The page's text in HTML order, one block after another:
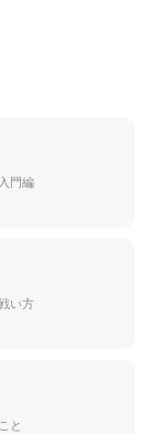
門編
い方
と